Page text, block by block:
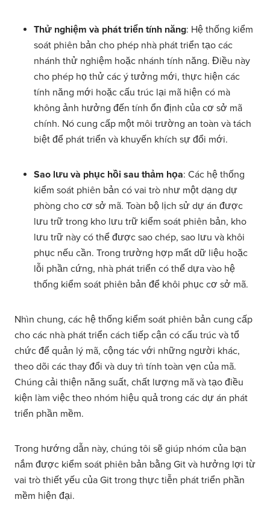
Thử nghiệm và phát triển tính năng: Hệ thống kiểm
soát phiên bản cho phép nhà phát triển tạo các
nhánh thử nghiệm hoặc nhánh tính năng. Điều này
cho phép họ thử các ý tưởng mới, thực hiện các
tính năng mới hoặc cấu trúc lại mã hiện có mà
không ảnh hưởng đến tính ổn định của cơ sở mã
chính. Nó cung cấp một môi trường an toàn và tách
biệt để phát triển và khuyến khích sự đổi mới.
Sao lưu và phục hồi sau thảm họa: Các hệ thống
kiểm soát phiên bản có vai trò như một dạng dự
phòng cho cơ sở mã. Toàn bộ lịch sử dự án được
lưu trữ trong kho lưu trữ kiểm soát phiên bản, kho
lưu trữ này có thể được sao chép, sao lưu và khôi
phục nếu cần. Trong trường hợp mất dữ liệu hoặc
lỗi phần cứng, nhà phát triển có thể dựa vào hệ
thống kiểm soát phiên bản để khôi phục cơ sở mã.
Nhìn chung, các hệ thống kiểm soát phiên bản cung cấp
cho các nhà phát triển cách tiếp cận có cấu trúc và tổ
chức để quản lý mã, cộng tác với những người khác,
theo dõi các thay đổi và duy trì tính toàn vẹn của mã.
Chúng cải thiện năng suất, chất lượng mã và tạo điều
kiện làm việc theo nhóm hiệu quả trong các dự án phát
triển phần mềm.
Trong hướng dẫn này, chúng tôi sẽ giúp nhóm của bạn
nắm được kiểm soát phiên bản bằng Git và hưởng lợi từ
vai trò thiết yếu của Git trong thực tiễn phát triển phần
mềm hiện đại.